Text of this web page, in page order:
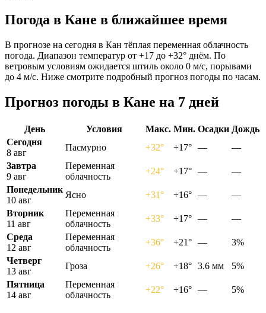
Погода в Кане в ближайшее время
В прогнозе на сегодня в Кан тёплая переменная облачность
погода. Диапазон температур от +17 до +32° днём. По
ветровым условиям ожидается штиль около 0 м/с, порывами
до 4 м/с. Ниже смотрите подробный прогноз погоды по часам.
Прогноз погоды в Кане на 7 дней
День Условия Макс. Мин. Осадки Дождь
Сегодня
8 авг
Пасмурно +32° +17° —
—
Завтра
9 авг
Переменная
облачность
+24° +17° —
—
Понедельник
10 авг
Ясно +31° +16° —
—
Вторник
11 авг
Переменная
облачность
+33° +17° —
—
Среда
12 авг
Переменная
облачность
+36° +21° —
3%
Четверг
13 авг
Гроза +26° +18° 3.6 мм
5%
Пятница
14 авг
Переменная
облачность
+22° +16° — 5%